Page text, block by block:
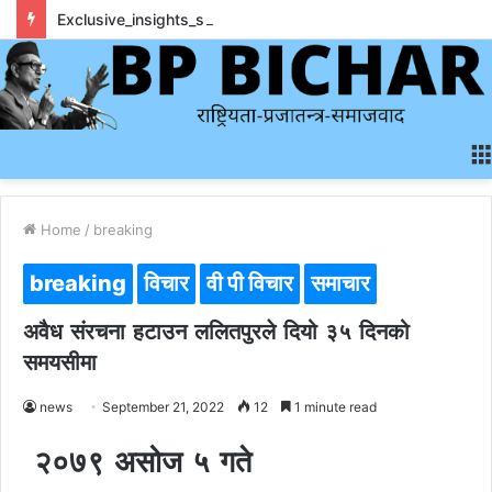
Home / breaking
breaking विचार वी पी विचार समाचार
अवैध संरचना हटाउन ललितपुरले दियो ३५ दिनको
समयसीमा
news September 21, 2022 12 1 minute read
२०७९ असोज ५ गते